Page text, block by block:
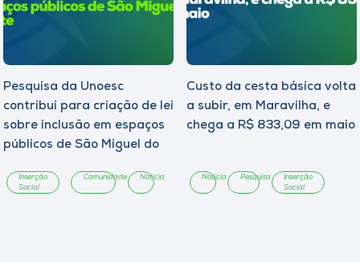
Pesquisa da Unoesc
contribui para criação de lei
sobre inclusão em espaços
públicos de São Miguel do
Inserção
Social
Comunidade Notícia
Custo da cesta básica volta
a subir, em Maravilha, e
chega a R$ 833,09 em maio
Notícia Pesquisa
Inserção
Social